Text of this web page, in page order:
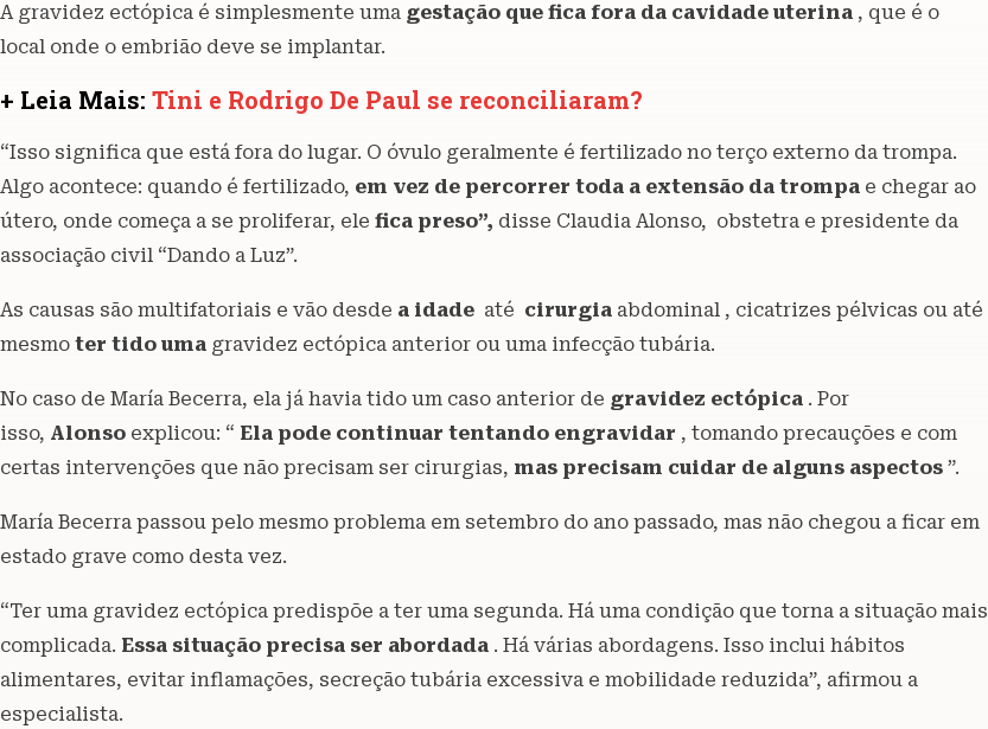
A gravidez ectópica é simplesmente uma gestação que fica fora da cavidade uterina , que é o
local onde o embrião deve se implantar.
+ Leia Mais: Tini e Rodrigo De Paul se reconciliaram?
“Isso significa que está fora do lugar. O óvulo geralmente é fertilizado no terço externo da trompa.
Algo acontece: quando é fertilizado, em vez de percorrer toda a extensão da trompa e chegar ao
útero, onde começa a se proliferar, ele fica preso”, disse Claudia Alonso, obstetra e presidente da
associação civil “Dando a Luz”.
As causas são multifatoriais e vão desde a idade até cirurgia abdominal , cicatrizes pélvicas ou até
mesmo ter tido uma gravidez ectópica anterior ou uma infecção tubária.
No caso de María Becerra, ela já havia tido um caso anterior de gravidez ectópica . Por
isso, Alonso explicou: “ Ela pode continuar tentando engravidar , tomando precauções e com
certas intervenções que não precisam ser cirurgias, mas precisam cuidar de alguns aspectos ”.
María Becerra passou pelo mesmo problema em setembro do ano passado, mas não chegou a ficar em
estado grave como desta vez.
“Ter uma gravidez ectópica predispõe a ter uma segunda. Há uma condição que torna a situação mais
complicada. Essa situação precisa ser abordada . Há várias abordagens. Isso inclui hábitos
alimentares, evitar inflamações, secreção tubária excessiva e mobilidade reduzida”, afirmou a
especialista.